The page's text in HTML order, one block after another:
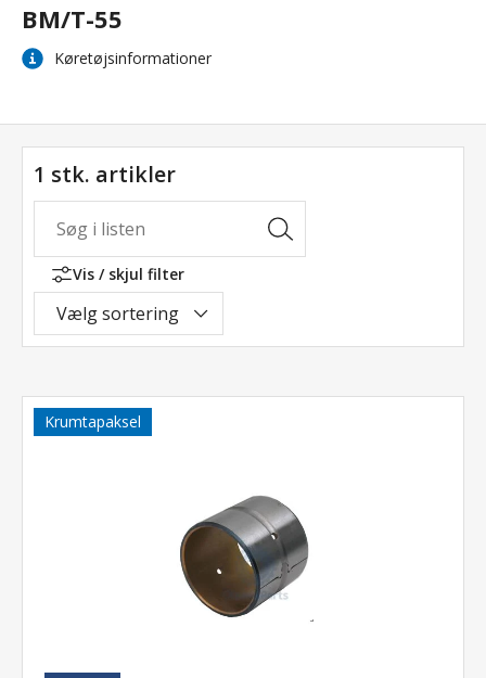
BM/T-55
Køretøjsinformationer
1 stk. artikler
Vis / skjul filter
Vælg sortering
Krumtapaksel